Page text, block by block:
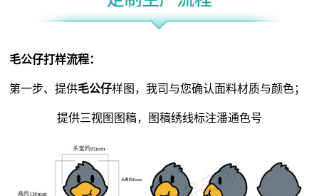
毛公仔打样流程：
第一步、提供毛公仔样图，我司与您确认面料材质与颜色；
提供三视图图稿，图稿绣线标注潘通色号